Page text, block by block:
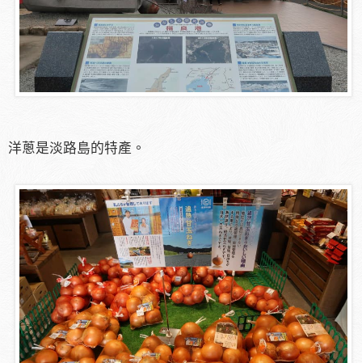
洋蔥是淡路島的特產。